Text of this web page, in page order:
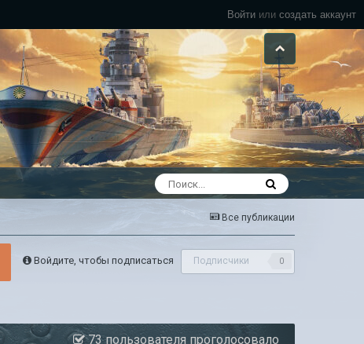
Войти или создать аккаунт
Все публикации
Войдите, чтобы подписаться Подписчики 0
73 пользователя проголосовало